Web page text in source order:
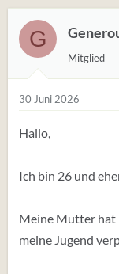
t
e
r
n
m
S
t
G
Mitglied
30 Juni 2026
Hallo,
Ich bin 26 und
Meine Mutter hat
meine Jugend